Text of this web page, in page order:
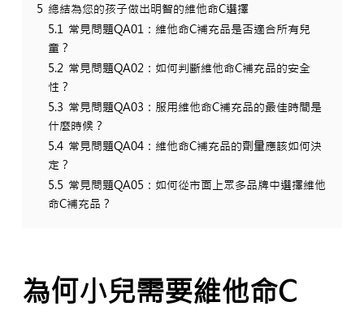
5 總結為您的孩子做出明智的維他命C選擇
5.1 常見問題QA01：維他命C補充品是否適合所有兒
童？
5.2 常見問題QA02：如何判斷維他命C補充品的安全
性？
5.3 常見問題QA03：服用維他命C補充品的最佳時間是
什麼時候？
5.4 常見問題QA04：維他命C補充品的劑量應該如何決
定？
5.5 常見問題QA05：如何從市面上眾多品牌中選擇維他
命C補充品？
為何小兒需要維他命C